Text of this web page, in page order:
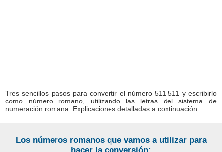
Tres sencillos pasos para convertir el número 511.511 y escribirlo
como número romano, utilizando las letras del sistema de
numeración romana. Explicaciones detalladas a continuación
Los números romanos que vamos a utilizar para
hacer la conversión: